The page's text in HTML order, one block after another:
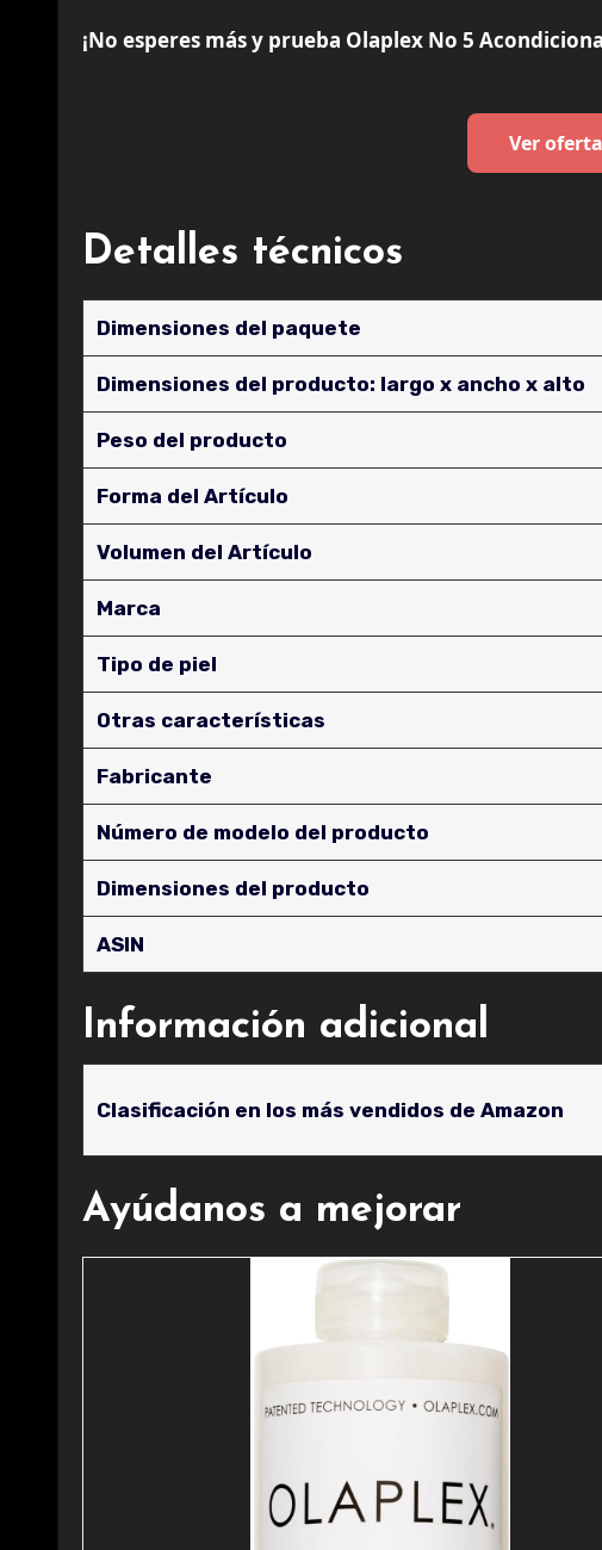
¡No esperes más y prueba Olaplex No 5
Ver
Detalles técnicos
Dimensiones del paquete
Dimensiones del producto: largo x ancho x alto
Peso del producto
Forma del Artículo
Volumen del Artículo
Marca
Tipo de piel
Otras características
Fabricante
Número de modelo del producto
Dimensiones del producto
ASIN
Información adicional
Clasificación en los más vendidos de Amazon
Ayúdanos a mejorar